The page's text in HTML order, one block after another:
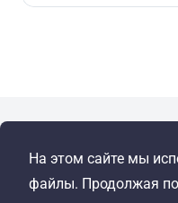
На этом сайте мы
файлы. Продолжая
© Cyprus Realestate